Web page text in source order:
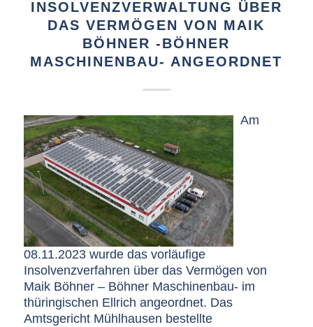
INSOLVENZVERWALTUNG ÜBER
DAS VERMÖGEN VON MAIK
BÖHNER -BÖHNER
MASCHINENBAU- ANGEORDNET
Am
08.11.2023 wurde das vorläufige
Insolvenzverfahren über das Vermögen von
Maik Böhner – Böhner Maschinenbau- im
thüringischen Ellrich angeordnet. Das
Amtsgericht Mühlhausen bestellte